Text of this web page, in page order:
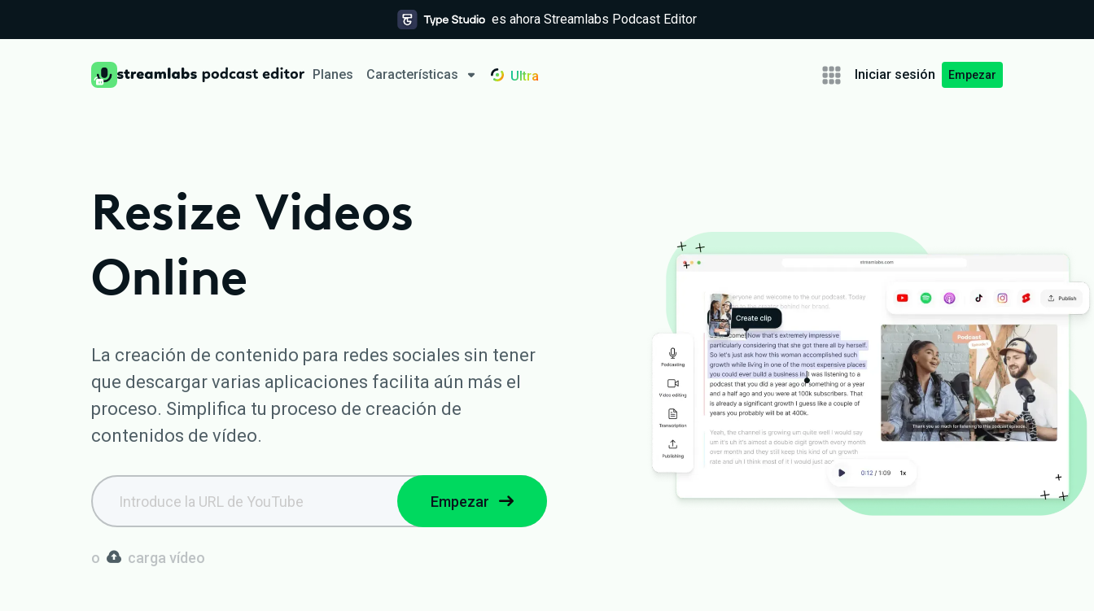
es ahora Streamlabs Podcast Editor
Planes Características Ultra Iniciar sesión Empezar
Resize Videos
Online
La creación de contenido para redes sociales sin tener
que descargar varias aplicaciones facilita aún más el
proceso. Simplifica tu proceso de creación de
contenidos de vídeo.
Empezar
o carga vídeo